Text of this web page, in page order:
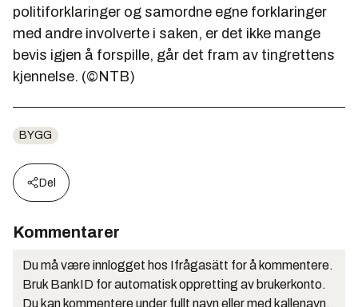
politiforklaringer og samordne egne forklaringer
med andre involverte i saken, er det ikke mange
bevis igjen å forspille, går det fram av tingrettens
kjennelse. (©NTB)
BYGG
Del
Kommentarer
Du må være innlogget hos Ifrågasätt for å kommentere.
Bruk BankID for automatisk oppretting av brukerkonto.
Du kan kommentere under fullt navn eller med kallenavn.